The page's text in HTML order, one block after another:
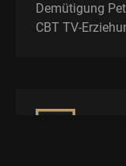
Demütigung
CBT TV-